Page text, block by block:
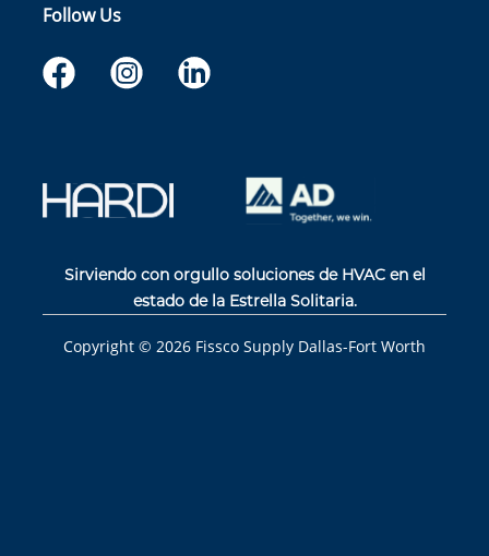
Follow Us
Sirviendo con orgullo soluciones de HVAC en el
estado de la Estrella Solitaria.
Copyright © 2026 Fissco Supply Dallas-Fort Worth